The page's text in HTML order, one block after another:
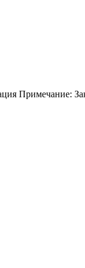
Примечание: